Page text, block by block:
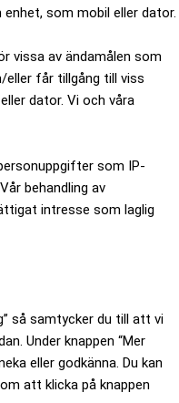
som mobil eller dator.
vissa av ändamålen som
eller får tillgång till viss
dator. Vi och våra
som IP-
behandling av
intresse som laglig
så samtycker du till att vi
Under knappen “Mer
eller godkänna. Du kan
att klicka på knappen
för svensk
återfår viss köpkraft.